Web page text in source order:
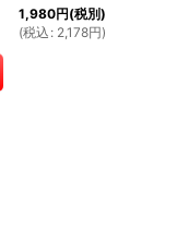
1,980円(税別)
(税込 : 2,178円)